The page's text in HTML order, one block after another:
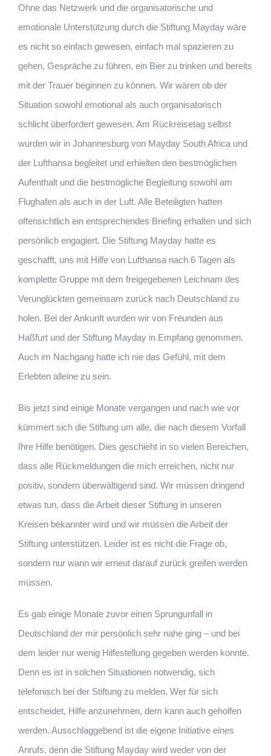
Ohne das Netzwerk und die organisatorische und
emotionale Unterstützung durch die Stiftung Mayday wäre
es nicht so einfach gewesen, einfach mal spazieren zu
gehen, Gespräche zu führen, ein Bier zu trinken und bereits
mit der Trauer beginnen zu können. Wir wären ob der
Situation sowohl emotional als auch organisatorisch
schlicht überfordert gewesen. Am Rückreisetag selbst
wurden wir in Johannesburg von Mayday South Africa und
der Lufthansa begleitet und erhielten den bestmöglichen
Aufenthalt und die bestmögliche Begleitung sowohl am
Flughafen als auch in der Luft. Alle Beteiligten hatten
offensichtlich ein entsprechendes Briefing erhalten und sich
persönlich engagiert. Die Stiftung Mayday hatte es
geschafft, uns mit Hilfe von Lufthansa nach 6 Tagen als
komplette Gruppe mit dem freigegebenen Leichnam des
Verunglückten gemeinsam zurück nach Deutschland zu
holen. Bei der Ankunft wurden wir von Freunden aus
Haßfurt und der Stiftung Mayday in Empfang genommen.
Auch im Nachgang hatte ich nie das Gefühl, mit dem
Erlebten alleine zu sein.
Bis jetzt sind einige Monate vergangen und nach wie vor
kümmert sich die Stiftung um alle, die nach diesem Vorfall
Ihre Hilfe benötigen. Dies geschieht in so vielen Bereichen,
dass alle Rückmeldungen die mich erreichen, nicht nur
positiv, sondern überwältigend sind. Wir müssen dringend
etwas tun, dass die Arbeit dieser Stiftung in unseren
Kreisen bekannter wird und wir müssen die Arbeit der
Stiftung unterstützen. Leider ist es nicht die Frage ob,
sondern nur wann wir erneut darauf zurück greifen werden
müssen.
Es gab einige Monate zuvor einen Sprungunfall in
Deutschland der mir persönlich sehr nahe ging – und bei
dem leider nur wenig Hilfestellung gegeben werden konnte.
Denn es ist in solchen Situationen notwendig, sich
telefonisch bei der Stiftung zu melden. Wer für sich
entscheidet, Hilfe anzunehmen, dem kann auch geholfen
werden. Ausschlaggebend ist die eigene Initiative eines
Anrufs, denn die Stiftung Mayday wird weder von der